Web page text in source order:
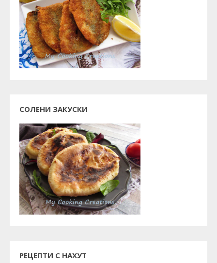
СОЛЕНИ ЗАКУСКИ
РЕЦЕПТИ С НАХУТ